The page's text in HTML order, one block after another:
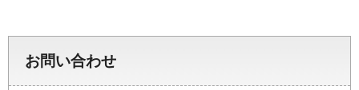
お問い合わせ